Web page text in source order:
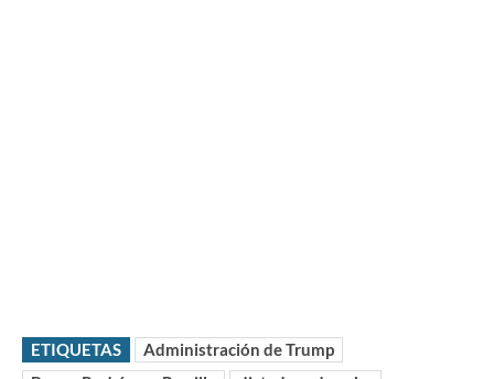
ETIQUETAS
Administración de Trump